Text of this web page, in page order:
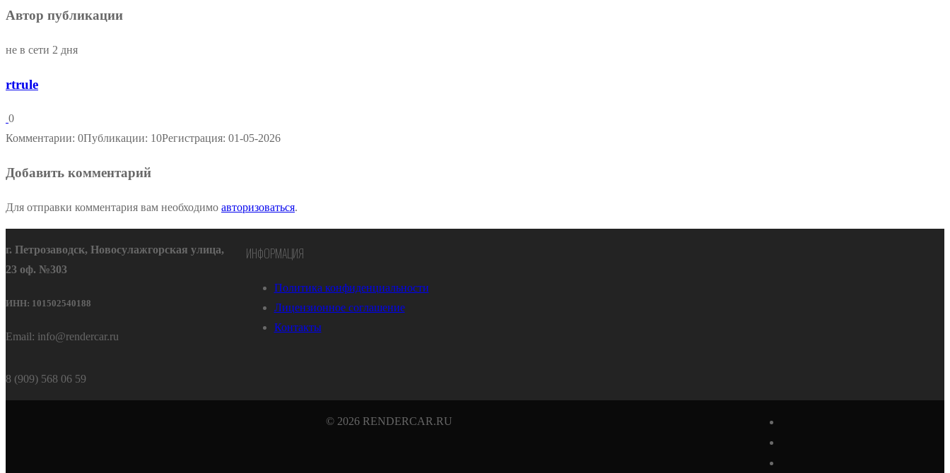
Автор публикации
не в сети 2 дня
rtrule
0
Комментарии: 0Публикации: 10Регистрация: 01-05-2026
Добавить комментарий
Для отправки комментария вам необходимо авторизоваться.
г. Петрозаводск, Новосулажгорская улица,
23 оф. №303
ИНН: 101502540188
Email: info@rendercar.ru
8 (909) 568 06 59
ИНФОРМАЦИЯ
Политика конфиденциальности
Лицензионное соглашение
Контакты
© 2026 RENDERCAR.RU